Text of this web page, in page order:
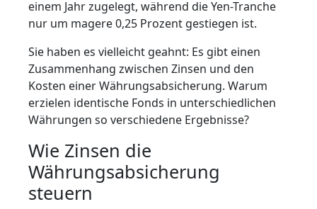
einem Jahr zugelegt, während die Yen-Tranche
nur um magere 0,25 Prozent gestiegen ist.
Sie haben es vielleicht geahnt: Es gibt einen
Zusammenhang zwischen Zinsen und den
Kosten einer Währungsabsicherung. Warum
erzielen identische Fonds in unterschiedlichen
Währungen so verschiedene Ergebnisse?
Wie Zinsen die
Währungsabsicherung
steuern